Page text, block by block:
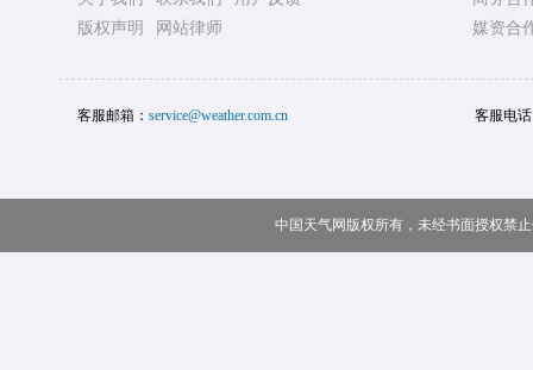
版权声明
网站律师
媒资合
客服邮箱： service@weather.com.cn 客服电
中国天气网版权所有，未经书面授权